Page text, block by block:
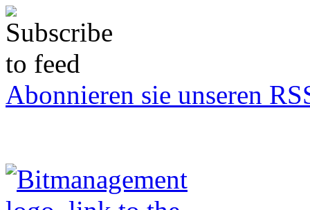
Abonnieren sie unseren